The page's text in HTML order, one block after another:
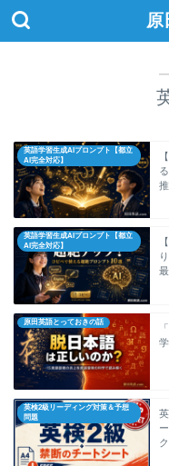
英語学習生成AIプロンプト【都立
AI完全対応】
英語学習生成AIプロンプト【都立
AI完全対応】
最
原田英語とっておきの話
英検2級リーディング対策＆予想
問題